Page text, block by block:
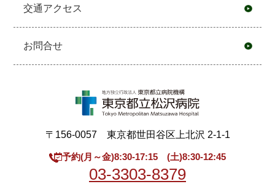
交通アクセス
お問合せ
〒156-0057 東京都世田谷区上北沢 2-1-1
予約(月～金)8:30-17:15 (土)8:30-12:45
03-3303-8379